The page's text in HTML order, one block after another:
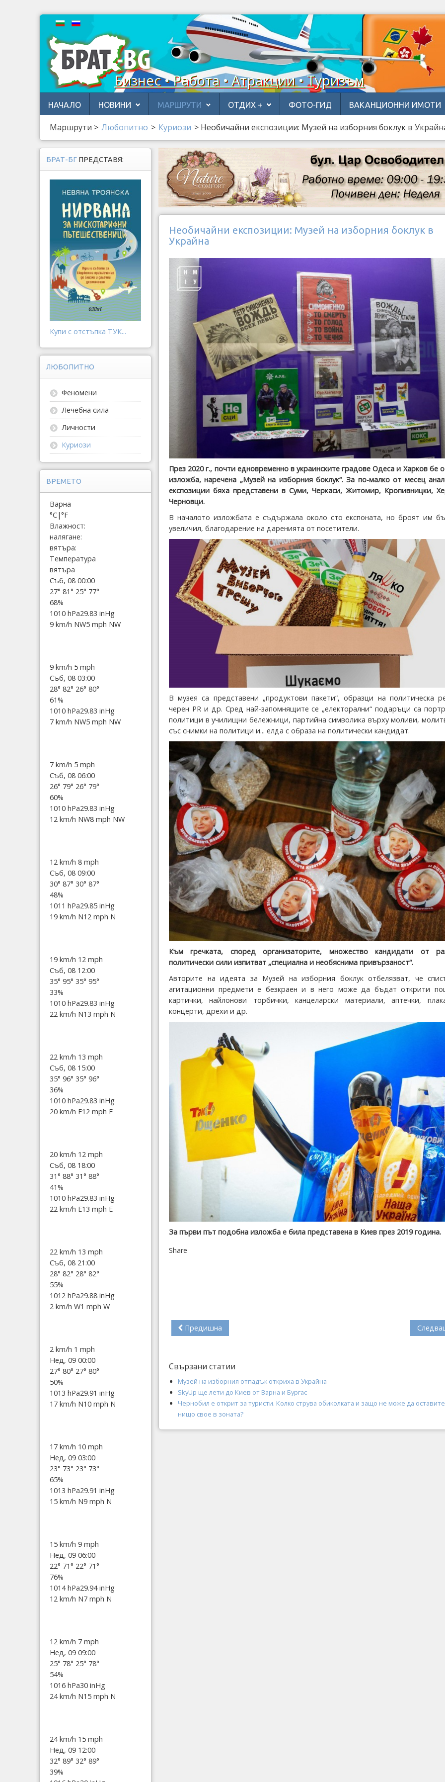
Бизнес • Работа • Атракции • Туризъм
НАЧАЛО НОВИНИ МАРШРУТИ ОТДИХ + ФОТО-ГИД ВАКАНЦИОННИ ИМОТИ
Маршрути > Любопитно > Куриози > Необичайни експозиции: Музей на изборния боклук в
Необичайни експозиции: Музей на изборния боклук в
Украйна
През 2020 г., почти едновременно в украинските градове Одеса и Харков бе
изложба, наречена „Музей на изборния боклук“. За по-малко от месец
експозиции бяха представени в Суми, Черкаси, Житомир, Кропивницки,
Черновци.
В началото изложбата е съдържала около сто експоната, но броят им
увеличил, благодарение на даренията от посетители.
В музея са представени „продуктови пакети“, образци на политическа
черен PR и др. Сред най-запомнящите се „електорални“ подаръци са
политици в училищни бележници, партийна символика върху моливи,
със снимки на политици и... елда с образа на политически кандидат.
Към гречката, според организаторите, множество кандидати от
политически сили изпитват „специална и необяснима привързаност“.
Авторите на идеята за Музей на изборния боклук отбелязват, че
агитационни предмети е безкраен и в него може да бъдат открити
картички, найлонови торбички, канцеларски материали, аптечки,
концерти, дрехи и др.
За първи път подобна изложба е била представена в Киев през 2019 година.
Share
Предишна
Свързани статии
Музей на изборния отпадък откриха в Украйна
SkyUp ще лети до Киев от Варна и Бургас
Чернобил е открит за туристи. Колко струва обиколката и защо не може да оставите
нищо свое в зоната?
БРАТ-БГ ПРЕДСТАВЯ:
Купи с отстъпка ТУК...
ЛЮБОПИТНО
Феномени
Лечебна сила
Личности
Куриози
ВРЕМЕТО
Варна
°C|°F
Влажност:
налягане:
вятъра:
Температура
вятъра
Съб, 08 00:00
27° 81° 25° 77°
68%
1010 hPa29.83 inHg
9 km/h NW5 mph NW
9 km/h 5 mph
Съб, 08 03:00
28° 82° 26° 80°
61%
1010 hPa29.83 inHg
7 km/h NW5 mph NW
7 km/h 5 mph
Съб, 08 06:00
26° 79° 26° 79°
60%
1010 hPa29.83 inHg
12 km/h NW8 mph NW
12 km/h 8 mph
Съб, 08 09:00
30° 87° 30° 87°
48%
1011 hPa29.85 inHg
19 km/h N12 mph N
19 km/h 12 mph
Съб, 08 12:00
35° 95° 35° 95°
33%
1010 hPa29.83 inHg
22 km/h N13 mph N
22 km/h 13 mph
Съб, 08 15:00
35° 96° 35° 96°
36%
1010 hPa29.83 inHg
20 km/h E12 mph E
20 km/h 12 mph
Съб, 08 18:00
31° 88° 31° 88°
41%
1010 hPa29.83 inHg
22 km/h E13 mph E
22 km/h 13 mph
Съб, 08 21:00
28° 82° 28° 82°
55%
1012 hPa29.88 inHg
2 km/h W1 mph W
2 km/h 1 mph
Нед, 09 00:00
27° 80° 27° 80°
50%
1013 hPa29.91 inHg
17 km/h N10 mph N
17 km/h 10 mph
Нед, 09 03:00
23° 73° 23° 73°
65%
1013 hPa29.91 inHg
15 km/h N9 mph N
15 km/h 9 mph
Нед, 09 06:00
22° 71° 22° 71°
76%
1014 hPa29.94 inHg
12 km/h N7 mph N
12 km/h 7 mph
Нед, 09 09:00
25° 78° 25° 78°
54%
1016 hPa30 inHg
24 km/h N15 mph N
24 km/h 15 mph
Нед, 09 12:00
32° 89° 32° 89°
39%